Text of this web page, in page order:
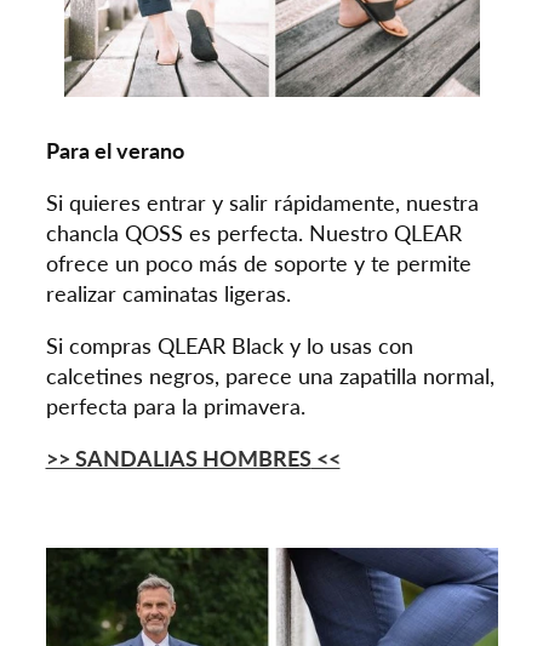
Para el verano
Si quieres entrar y salir rápidamente, nuestra
chancla QOSS es perfecta. Nuestro QLEAR
ofrece un poco más de soporte y te permite
realizar caminatas ligeras.
Si compras QLEAR Black y lo usas con
calcetines negros, parece una zapatilla normal,
perfecta para la primavera.
>> SANDALIAS HOMBRES<<